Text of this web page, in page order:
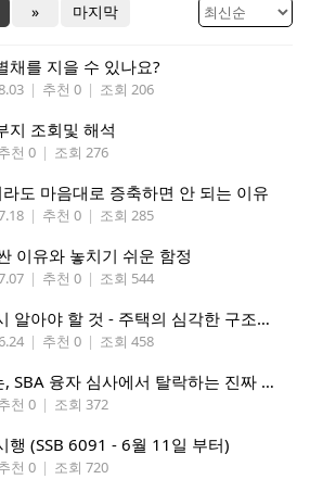
» 마지막
채를 지을 수 있나요?
| 추천 0 | 조회 206
지 조회및 해석
천 0 | 조회 276
도 마음대로 증축하면 안 되는 이유
| 추천 0 | 조회 285
이유와 놓치기 쉬운 함정
| 추천 0 | 조회 544
집을 사기 전에 반드시 알아야 할 것 - 주택의 심각한 구조적 결함 식별하기
| 추천 0 | 조회 458
은행은 알려주지 않는, SBA 융자 심사에서 탈락하는 진짜 이유
천 0 | 조회 372
행 (SSB 6091 - 6월 11일 부터)
천 0 | 조회 720